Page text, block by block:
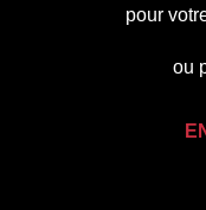
pour
ou